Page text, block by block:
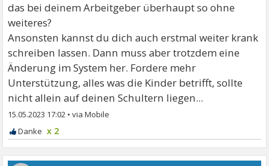
das bei deinem Arbeitgeber überhaupt so ohne
weiteres?
Ansonsten kannst du dich auch erstmal weiter krank
schreiben lassen. Dann muss aber trotzdem eine
Änderung im System her. Fordere mehr
Unterstützung, alles was die Kinder betrifft, sollte
nicht allein auf deinen Schultern liegen...
15.05.2023 17:02 •
x 2